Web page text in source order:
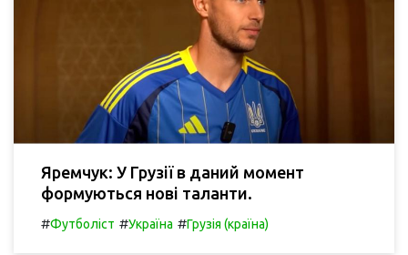
Яремчук: У Грузії в даний момент
формуються нові таланти.
#Футболіст #Україна #Грузія (країна)